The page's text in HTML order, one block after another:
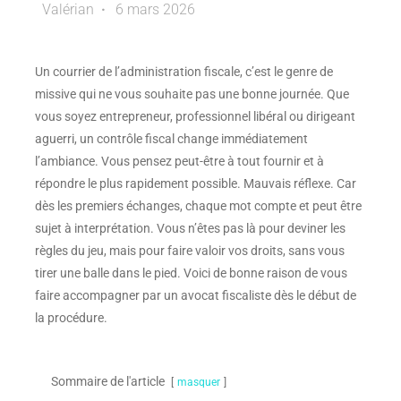
Valérian 6 mars 2026
Un courrier de l’administration fiscale, c’est le genre de
missive qui ne vous souhaite pas une bonne journée. Que
vous soyez entrepreneur, professionnel libéral ou dirigeant
aguerri, un contrôle fiscal change immédiatement
l’ambiance. Vous pensez peut-être à tout fournir et à
répondre le plus rapidement possible. Mauvais réflexe. Car
dès les premiers échanges, chaque mot compte et peut être
sujet à interprétation. Vous n’êtes pas là pour deviner les
règles du jeu, mais pour faire valoir vos droits, sans vous
tirer une balle dans le pied. Voici de bonne raison de vous
faire accompagner par un avocat fiscaliste dès le début de
la procédure.
Sommaire de l'article masquer